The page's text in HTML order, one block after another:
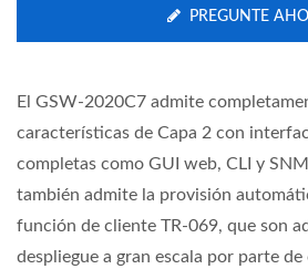
PREGUNTE
El GSW-2020C7 admite
características de Capa 2 con
completas como GUI web, CLI y
también admite la provisión
función de cliente TR-069, que son
despliegue a gran escala por parte